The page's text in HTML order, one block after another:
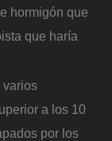
hormigón que
que haría
varios
a los 10
por los